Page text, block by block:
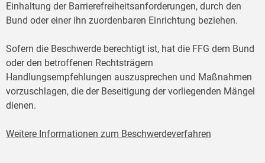
Einhaltung der Barrierefreiheitsanforderungen, durch den
Bund oder einer ihn zuordenbaren Einrichtung beziehen.
Sofern die Beschwerde berechtigt ist, hat die FFG dem Bund
oder den betroffenen Rechtsträgern
Handlungsempfehlungen auszusprechen und Maßnahmen
vorzuschlagen, die der Beseitigung der vorliegenden Mängel
dienen.
Weitere Informationen zum Beschwerdeverfahren